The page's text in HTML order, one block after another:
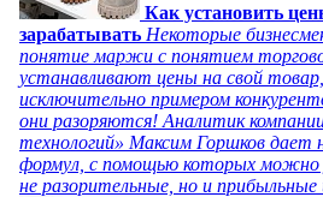
Как установить
зарабатывать Некоторые
понятие маржи с понятием
устанавливают цены на свой товар,
исключительно примером
они разоряются! Аналитик
технологий» Максим Горшков дает
формул, с помощью которых можно
не разорительные, но и прибыльные